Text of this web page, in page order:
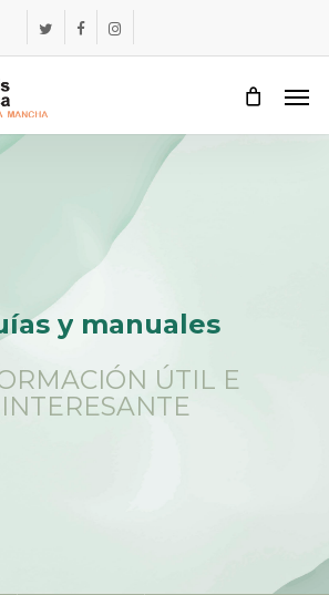
twitterfacebookinstagram
y manuales
ÚTIL E
INTERESANTE